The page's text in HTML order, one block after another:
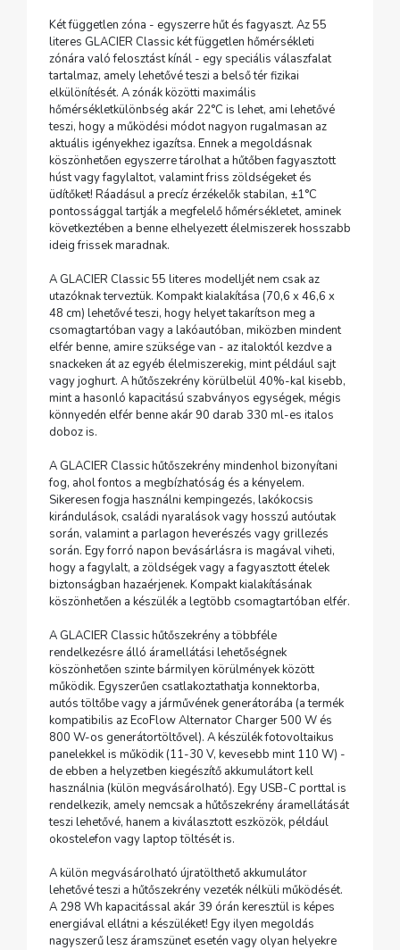
Két független zóna - egyszerre hűt és fagyaszt. Az 55
literes GLACIER Classic két független hőmérsékleti
zónára való felosztást kínál - egy speciális válaszfalat
tartalmaz, amely lehetővé teszi a belső tér fizikai
elkülönítését. A zónák közötti maximális
hőmérsékletkülönbség akár 22°C is lehet, ami lehetővé
teszi, hogy a működési módot nagyon rugalmasan az
aktuális igényekhez igazítsa. Ennek a megoldásnak
köszönhetően egyszerre tárolhat a hűtőben fagyasztott
húst vagy fagylaltot, valamint friss zöldségeket és
üdítőket! Ráadásul a precíz érzékelők stabilan, ±1°C
pontossággal tartják a megfelelő hőmérsékletet, aminek
következtében a benne elhelyezett élelmiszerek hosszabb
ideig frissek maradnak.
A GLACIER Classic 55 literes modelljét nem csak az
utazóknak terveztük. Kompakt kialakítása (70,6 x 46,6 x
48 cm) lehetővé teszi, hogy helyet takarítson meg a
csomagtartóban vagy a lakóautóban, miközben mindent
elfér benne, amire szüksége van - az italoktól kezdve a
snackeken át az egyéb élelmiszerekig, mint például sajt
vagy joghurt. A hűtőszekrény körülbelül 40%-kal kisebb,
mint a hasonló kapacitású szabványos egységek, mégis
könnyedén elfér benne akár 90 darab 330 ml-es italos
doboz is.
A GLACIER Classic hűtőszekrény mindenhol bizonyítani
fog, ahol fontos a megbízhatóság és a kényelem.
Sikeresen fogja használni kempingezés, lakókocsis
kirándulások, családi nyaralások vagy hosszú autóutak
során, valamint a parlagon heverészés vagy grillezés
során. Egy forró napon bevásárlásra is magával viheti,
hogy a fagylalt, a zöldségek vagy a fagyasztott ételek
biztonságban hazaérjenek. Kompakt kialakításának
köszönhetően a készülék a legtöbb csomagtartóban elfér.
A GLACIER Classic hűtőszekrény a többféle
rendelkezésre álló áramellátási lehetőségnek
köszönhetően szinte bármilyen körülmények között
működik. Egyszerűen csatlakoztathatja konnektorba,
autós töltőbe vagy a járművének generátorába (a termék
kompatibilis az EcoFlow Alternator Charger 500 W és
800 W-os generátortöltővel). A készülék fotovoltaikus
panelekkel is működik (11-30 V, kevesebb mint 110 W) -
de ebben a helyzetben kiegészítő akkumulátort kell
használnia (külön megvásárolható). Egy USB-C porttal is
rendelkezik, amely nemcsak a hűtőszekrény áramellátását
teszi lehetővé, hanem a kiválasztott eszközök, például
okostelefon vagy laptop töltését is.
A külön megvásárolható újratölthető akkumulátor
lehetővé teszi a hűtőszekrény vezeték nélküli működését.
A 298 Wh kapacitással akár 39 órán keresztül is képes
energiával ellátni a készüléket! Egy ilyen megoldás
nagyszerű lesz áramszünet esetén vagy olyan helyekre